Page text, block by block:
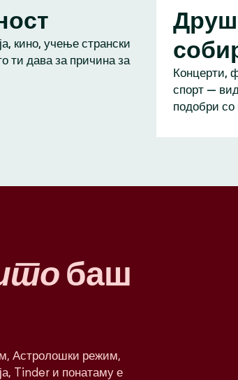
кино, учење странски
ти дава за причина за
Концерти,
спорт —
подобри со
баш
Астролошки режим,
Tinder и понатаму е